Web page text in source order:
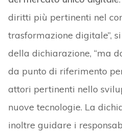
diritti più pertinenti nel
trasformazione digitale”,
della dichiarazione, “ma
da punto di riferimento
attori pertinenti nello
nuove tecnologie. La
inoltre guidare i